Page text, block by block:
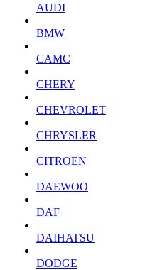
AUDI
BMW
CAMC
CHERY
CHEVROLET
CHRYSLER
CITROEN
DAEWOO
DAF
DAIHATSU
DODGE